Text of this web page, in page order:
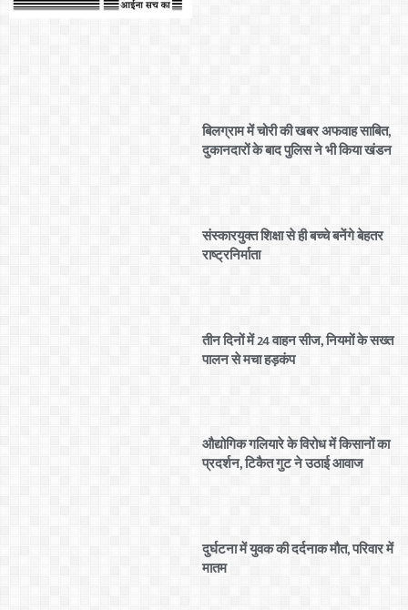
बिलग्राम में चोरी की खबर अफवाह साबित,
दुकानदारों के बाद पुलिस ने भी किया खंडन
संस्कारयुक्त शिक्षा से ही बच्चे बनेंगे बेहतर
राष्ट्रनिर्माता
तीन दिनों में 24 वाहन सीज, नियमों के सख्त
पालन से मचा हड़कंप
औद्योगिक गलियारे के विरोध में किसानों का
प्रदर्शन, टिकैत गुट ने उठाई आवाज
दुर्घटना में युवक की दर्दनाक मौत, परिवार में
मातम